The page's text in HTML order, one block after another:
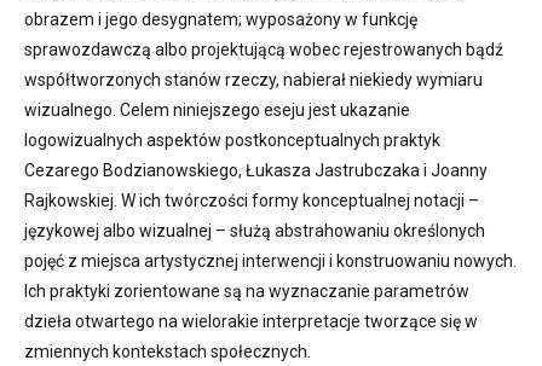
obrazem i jego desygnatem; wyposażony w funkcję
sprawozdawczą albo projektującą wobec rejestrowanych bądź
współtworzonych stanów rzeczy, nabierał niekiedy wymiaru
wizualnego. Celem niniejszego eseju jest ukazanie
logowizualnych aspektów postkonceptualnych praktyk
Cezarego Bodzianowskiego, Łukasza Jastrubczaka i Joanny
Rajkowskiej. W ich twórczości formy konceptualnej notacji –
językowej albo wizualnej – służą abstrahowaniu określonych
pojęć z miejsca artystycznej interwencji i konstruowaniu nowych.
Ich praktyki zorientowane są na wyznaczanie parametrów
dzieła otwartego na wielorakie interpretacje tworzące się w
zmiennych kontekstach społecznych.